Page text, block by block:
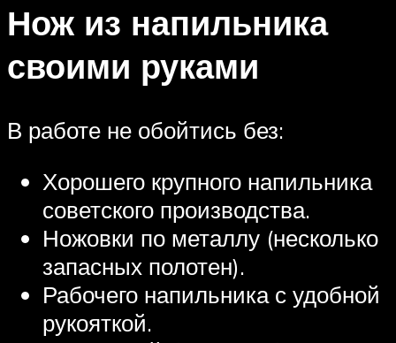
Нож из напильника
своими руками
В работе не обойтись без:
Хорошего крупного напильника
советского производства.
Ножовки по металлу (несколько
запасных полотен).
Рабочего напильника с удобной
рукояткой.